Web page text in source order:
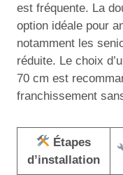
est fréquente. La
option idéale pour
notamment les
réduite. Le choix
70 cm est
franchissement
Étapes
d’installation